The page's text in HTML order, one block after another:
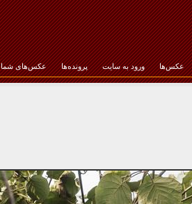
عکس‌ها ورود به سایت پرونده‌ها عکس‌های شما